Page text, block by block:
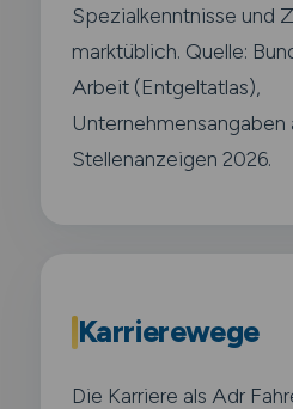
Spezialkenntnisse und
marktüblich. Quelle:
Arbeit (Entgeltatlas),
Unternehmensangaben
Stellenanzeigen 2026.
Karrierewege
Die Karriere als Adr